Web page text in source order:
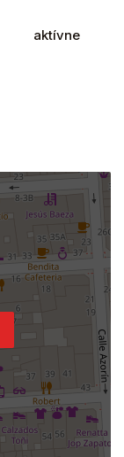
aktívne